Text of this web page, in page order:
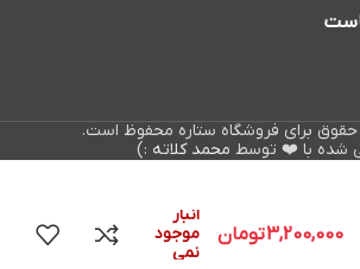
شده با ❤️ توسط محمد کلاته :)
3,200,000تومان
انبار
موجود
نمی